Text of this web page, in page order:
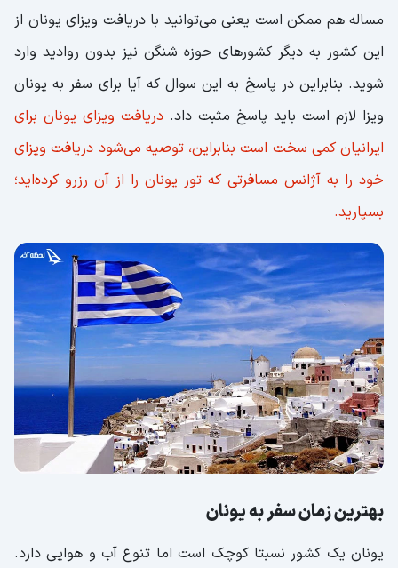
مساله هم ممکن است یعنی می‌توانید با دریافت ویزای یونان از
این کشور به دیگر کشورهای حوزه شنگن نیز بدون روادید وارد
شوید. بنابراین در پاسخ به این سوال که آیا برای سفر به یونان
ویزا لازم است باید پاسخ مثبت داد. دریافت ویزای یونان برای
ایرانیان کمی سخت است بنابراین، توصیه می‌شود دریافت ویزای
خود را به آژانس مسافرتی که تور یونان را از آن رزرو کرده‌اید؛
بسپارید.
بهترین زمان سفر به یونان
یونان یک کشور نسبتا کوچک است اما تنوع آب و هوایی دارد.